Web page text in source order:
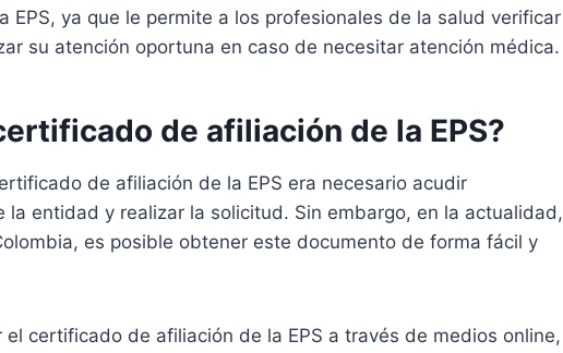
EPS, ya que le permite a los profesionales de la salud verificar
su atención oportuna en caso de necesitar atención médica.
de afiliación de la EPS?
de afiliación de la EPS era necesario acudir
la entidad y realizar la solicitud. Sin embargo, en la actualidad,
es posible obtener este documento de forma fácil y
certificado de afiliación de la EPS a través de medios online,